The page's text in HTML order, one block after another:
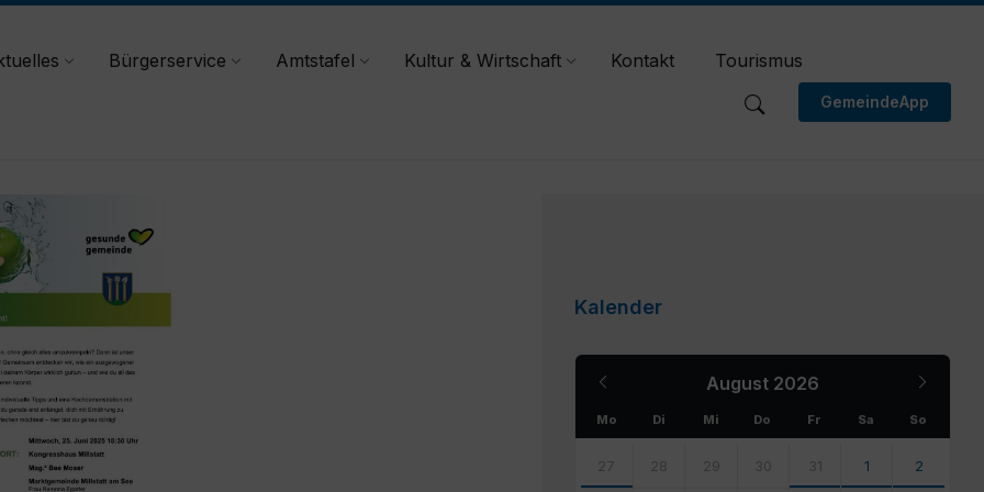
Bürgerservice Amtstafel Kultur & Wirtschaft Kontakt Tourismus
GemeindeApp
Kalender
August 2026
Month
Mo Di Mi Do Fr Sa So
calendar
days
27 28 29 30 31 1 2